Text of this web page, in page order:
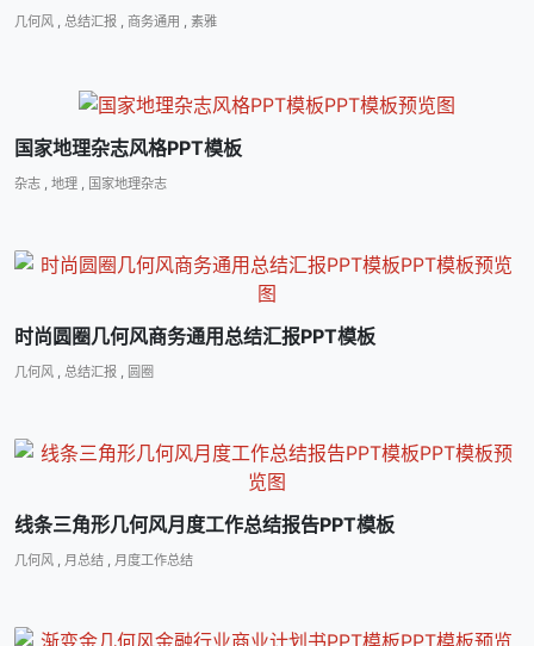
几何风 , 总结汇报 , 商务通用 , 素雅
国家地理杂志风格PPT模板
杂志 , 地理 , 国家地理杂志
时尚圆圈几何风商务通用总结汇报PPT模板
几何风 , 总结汇报 , 圆圈
线条三角形几何风月度工作总结报告PPT模板
几何风 , 月总结 , 月度工作总结